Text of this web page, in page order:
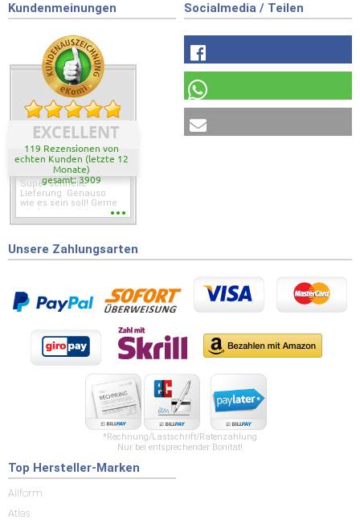
Kundenmeinungen
EXCELLENT
119 Rezensionen von
echten Kunden (letzte 12
Monate)
gesamt: 3909
Super schnelle
Lieferung. Genauso
wie es sein soll! Gerne
wieder wenn ich was
Socialmedia / Teilen
Unsere Zahlungsarten
*Rechnung/Lastschrift/Ratenzahlung
Nur bei entsprechender Bonität!
Top Hersteller-Marken
Allform
Atlas